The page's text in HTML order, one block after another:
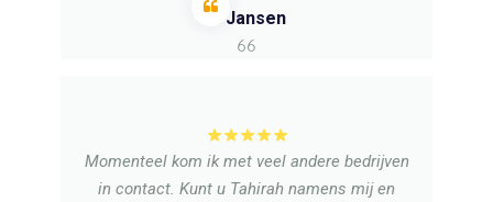
Inmiddels is dat 7 jaar geleden. Een absolute
aanrader. Voordeliger dan in Nederland en ook
L. Jansen
Momenteel kom ik met veel andere bedrijven
in contact. Kunt u Tahirah namens mij en